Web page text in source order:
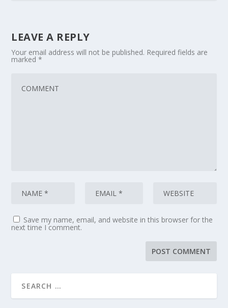
LEAVE A REPLY
Your email address will not be published. Required fields are
marked*
Save my name, email, and website in this browser for the
next time I comment.